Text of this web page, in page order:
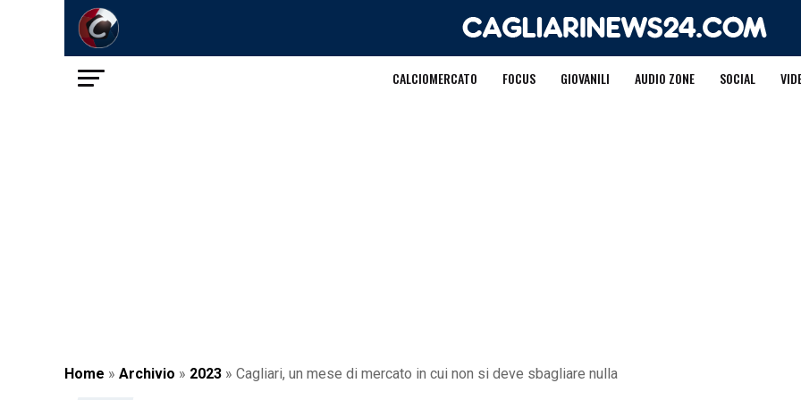
CALCIOMERCATO FOCUS GIOVANILI AUDIO ZONE SOCIAL
Home » Archivio » 2023 » Cagliari, un mese di mercato in cui non si deve sbagliare nulla